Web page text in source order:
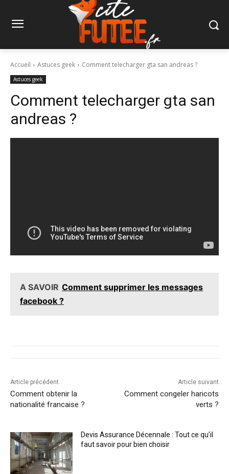
Accueil Astuces geek Comment telecharger gta san andreas ?
Astuces geek
Comment telecharger gta san
andreas ?
A SAVOIR Comment supprimer les messages
facebook ?
Article précédent
Comment obtenir la
nationalité francaise ?
Article suivant
Comment congeler haricots
verts ?
Devis Assurance Décennale : Tout ce qu’il
faut savoir pour bien choisir